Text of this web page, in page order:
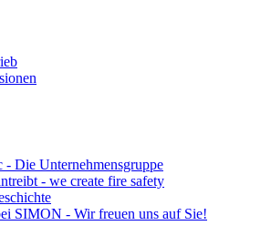
Die Unternehmensgruppe
- we create fire safety
SIMON - Wir freuen uns auf Sie!